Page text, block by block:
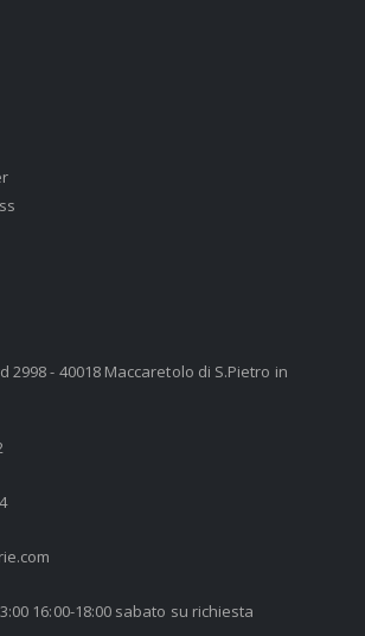
2998 - 40018 Maccaretolo di S.Pietro in
16:00-18:00 sabato su richiesta